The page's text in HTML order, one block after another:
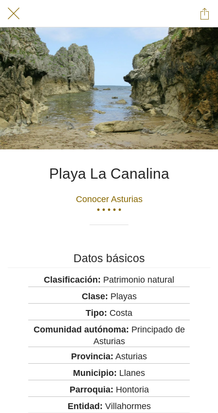
Playa La Canalina
Conocer Asturias
• • • • •
Datos básicos
Clasificación: Patrimonio natural
Clase: Playas
Tipo: Costa
Comunidad autónoma: Principado de
Asturias
Provincia: Asturias
Municipio: Llanes
Parroquia: Hontoria
Entidad: Villahormes